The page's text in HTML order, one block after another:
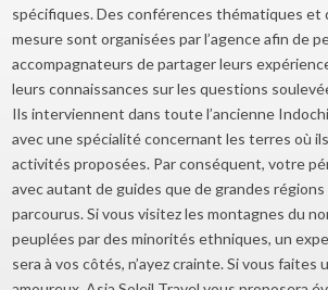
spécifiques. Des conférences thématiques et
mesure sont organisées par l’agence afin de
accompagnateurs de partager leurs
leurs connaissances sur les questions
Ils interviennent dans toute l’ancienne
avec une spécialité concernant les terres où
activités proposées. Par conséquent, votre
avec autant de guides que de grandes régions
parcourus. Si vous visitez les montagnes du
peuplées par des minorités ethniques, un
sera à vos côtés, n’ayez crainte. Si vous faites